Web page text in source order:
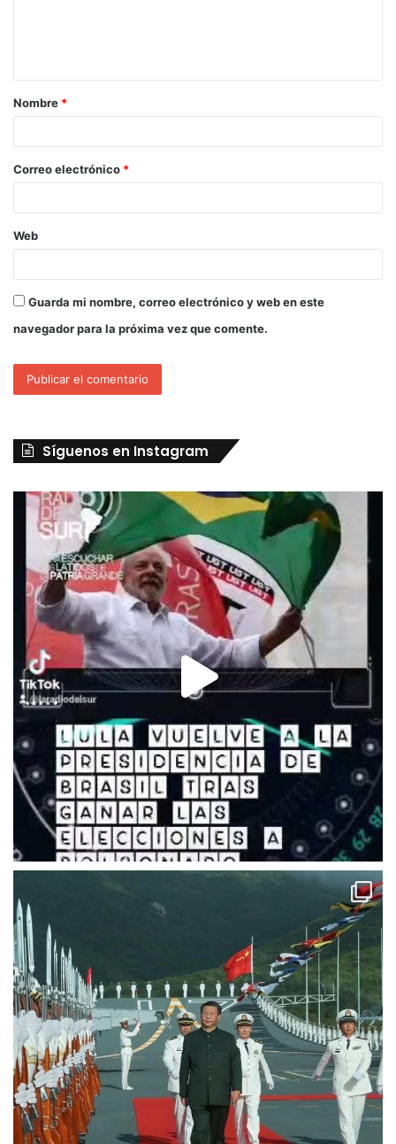
Nombre *
Correo electrónico *
Web
Guarda mi nombre, correo electrónico y web en este
navegador para la próxima vez que comente.
Síguenos en Instagram